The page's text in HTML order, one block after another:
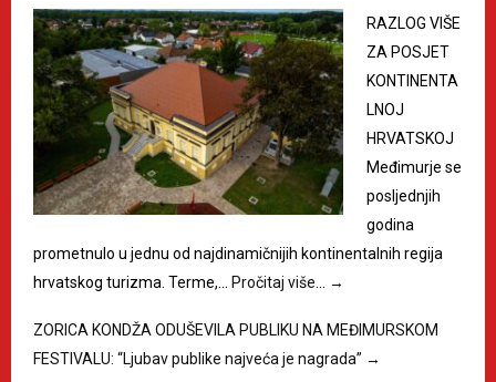
RAZLOG VIŠE
ZA POSJET
KONTINENTA
LNOJ
HRVATSKOJ
Međimurje se
posljednjih
godina
prometnulo u jednu od najdinamičnijih kontinentalnih regija
hrvatskog turizma. Terme,…
Pročitaj više… →
ZORICA KONDŽA ODUŠEVILA PUBLIKU NA MEĐIMURSKOM
FESTIVALU: “Ljubav publike najveća je nagrada” →